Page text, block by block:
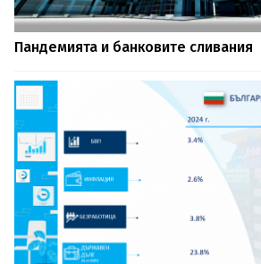
Пандемията и банковите сливания